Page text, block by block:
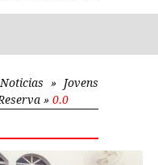
Noticias » Jovens
» 0.0